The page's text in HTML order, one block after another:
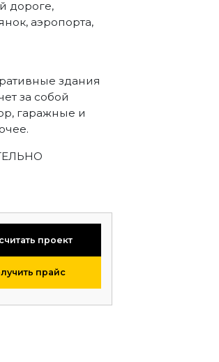
дороге,
аэропорта,
здания
за собой
гаражные и
проект
прайс